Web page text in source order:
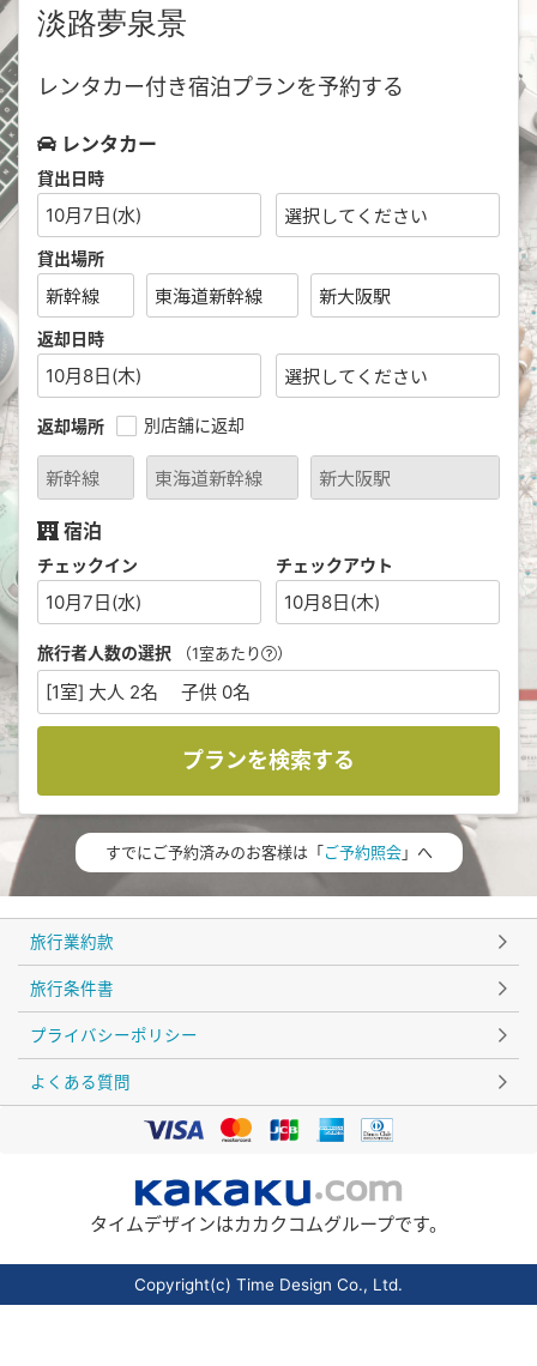
淡路夢泉景
レンタカー付き宿泊プランを予約する
レンタカー
貸出日時
10月7日(水)
貸出場所
返却日時
10月8日(木)
返却場所 別店舗に返却
宿泊
チェックイン
10月7日(水)
チェックアウト
10月8日(木)
旅行者人数の選択 （1室あたり ）
[1室] 大人 2名 子供 0名
プランを検索する
すでにご予約済みのお客様は「ご予約照会」へ
旅行業約款
旅行条件書
プライバシーポリシー
よくある質問
タイムデザインはカカクコムグループです。
Copyright(c) Time Design Co., Ltd.